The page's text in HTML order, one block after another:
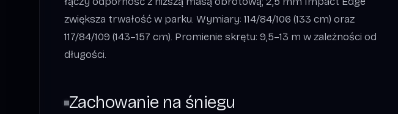
zwiększa trwałość w parku. Wymiary: 114/84/106 (133 cm) oraz
117/84/109 (143–157 cm). Promienie skrętu: 9,5–13 m w zależności od
długości.
Zachowanie na śniegu